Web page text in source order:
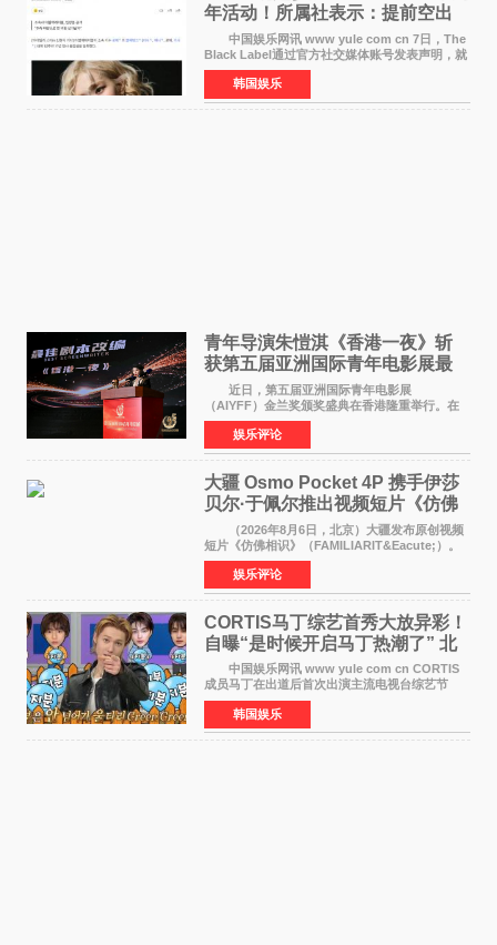
年活动！所属社表示：提前空出
了时间
中国娱乐网讯 www yule com cn 7日，The
Black Label通过官方社交媒体账号发表声明，就
近期网络上关于ROS&Eacute;个人行程及是否参
加BLACKPINK出道纪念活动的种种猜测作出正
式回应。 Th
韩国娱乐
青年导演朱愷淇《香港一夜》斩
获第五届亚洲国际青年电影展最
佳剧本改编奖
近日，第五届亚洲国际青年电影展
（AIYFF）金兰奖颁奖盛典在香港隆重举行。在
这场汇聚数百位海内外电影人、文化界人士及媒
体代表的亚洲青年影视盛会上，香港本土电影
《香港一夜》（Dawn in Ho
娱乐评论
大疆 Osmo Pocket 4P 携手伊莎
贝尔·于佩尔推出视频短片《仿佛
相识》
（2026年8月6日，北京）大疆发布原创视频
短片《仿佛相识》（FAMILIARIT&Eacute;）。
视频短片由戛纳国际电影节最佳女演员伊莎贝尔·
于佩尔（Isabelle Huppert）主演，全程使用大
疆首款双主摄口
娱乐评论
CORTIS马丁综艺首秀大放异彩！
自曝“是时候开启马丁热潮了” 北
美巡演火热进行中
中国娱乐网讯 www yule com cn CORTIS
成员马丁在出道后首次出演主流电视台综艺节
目，展现了多才多艺的魅力。 马丁出演了5日
播出的MBC《Radio Star》Fashion与Passion
之间，I&lsquo;m
韩国娱乐